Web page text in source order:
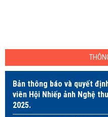
Bản thông báo và quyết
viên Hội Nhiếp ảnh Nghệ
2025.